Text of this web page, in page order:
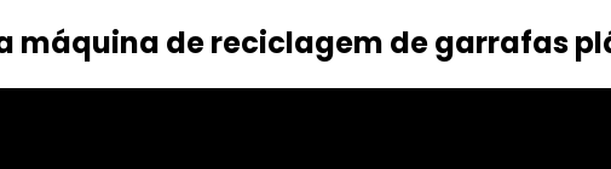
máquina de reciclagem de garrafas